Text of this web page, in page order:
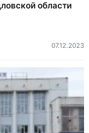
области
07.12.2023